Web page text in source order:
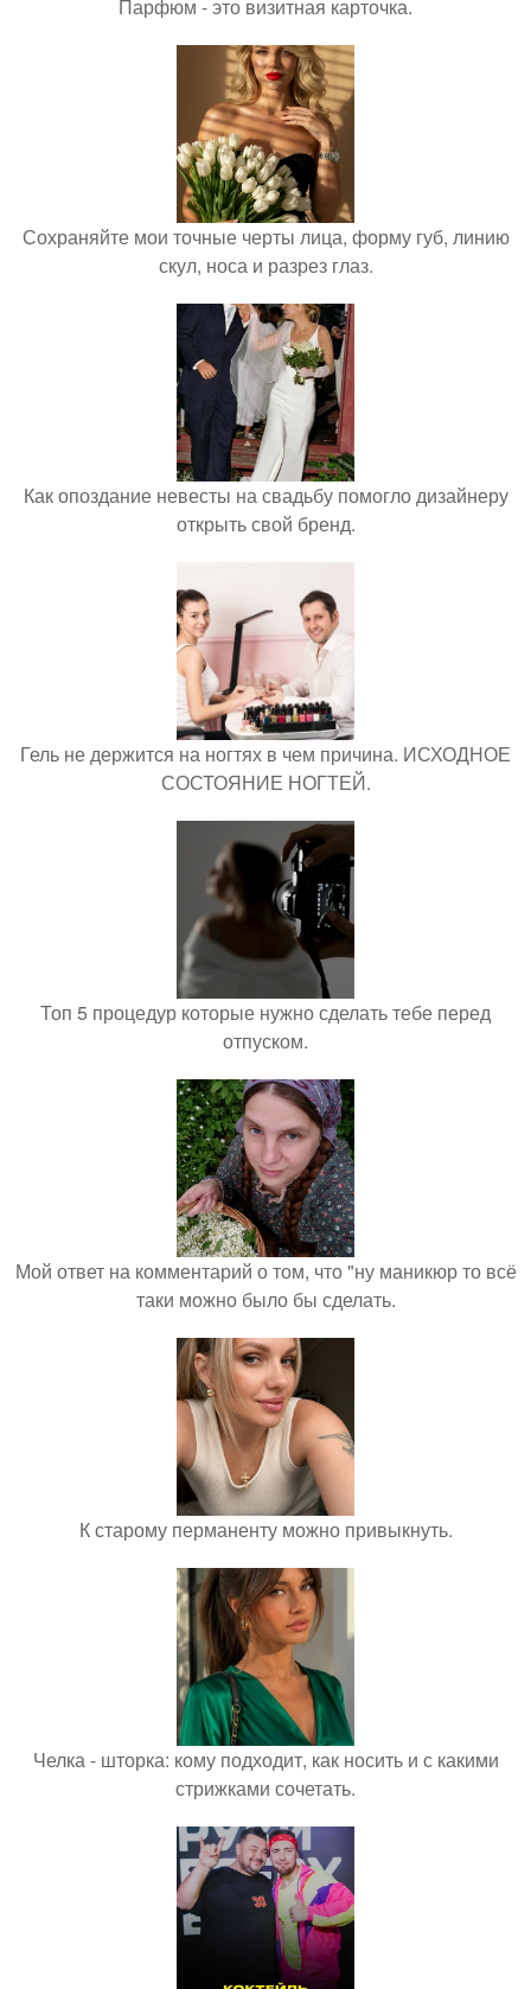
Парфюм - это визитная карточка.
Сохраняйте мои точные черты лица, форму губ, линию
скул, носа и разрез глаз.
Как опоздание невесты на свадьбу помогло дизайнеру
открыть свой бренд.
Гель не держится на ногтях в чем причина. ИСХОДНОЕ
СОСТОЯНИЕ НОГТЕЙ.
Топ 5 процедур которые нужно сделать тебе перед
отпуском.
Мой ответ на комментарий о том, что "ну маникюр то всё
таки можно было бы сделать.
К старому перманенту можно привыкнуть.
Челка - шторка: кому подходит, как носить и с какими
стрижками сочетать.